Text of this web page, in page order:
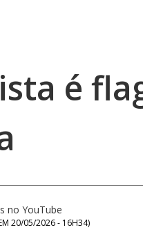
é
no YouTube
20/05/2026 - 16H34)